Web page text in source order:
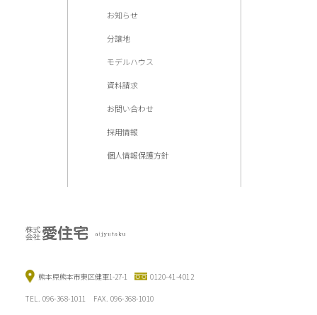
お知らせ
分譲地
モデルハウス
資料請求
お問い合わせ
採用情報
個人情報保護方針
熊本県熊本市東区健軍1-27-1 0120-41-4012
TEL. 096-368-1011 FAX. 096-368-1010